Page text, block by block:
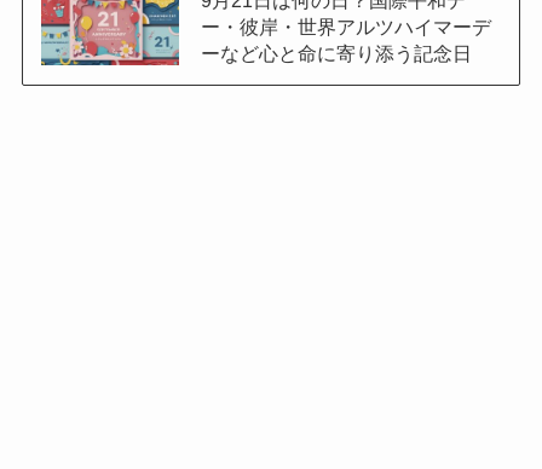
ー・彼岸・世界アルツハイマーデ
ーなど心と命に寄り添う記念日